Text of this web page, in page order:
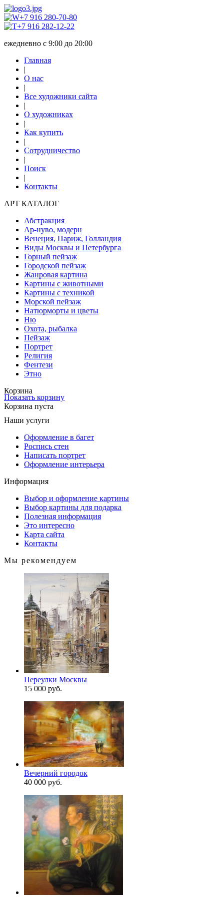
+7 916 280-70-80
+7 916 282-12-22
ежедневно с 9:00 до 20:00
Главная
|
О нас
|
Все художники сайта
|
О художниках
|
Как купить
|
Сотрудничество
|
Поиск
|
Контакты
АРТ КАТАЛОГ
Абстракция
Ар-нуво, модерн
Венеция, Париж, Голландия
Виды Москвы и Петербурга
Горный пейзаж
Городской пейзаж
Жанровая картина
Картины с животными
Картины с техникой
Морской пейзаж
Натюрморты и цветы
Ню
Охота, рыбалка
Пейзаж
Портрет
Религия
Фентези
Этно
Корзина
Показать корзину
Корзина пуста
Наши услуги
Оформление в багет
Роспись стен
Написать портрет
Оформление интерьера
Информация
Выбор и оформление картины
Выбор картины для подарка
Полезная информация
Это интересно
Карта сайта
Контакты
Мы рекомендуем
Переулки Москвы
15 000 руб.
Вечерний городок
40 000 руб.